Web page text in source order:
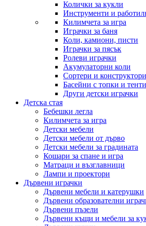
Колички за кукли
Инструменти и
Килимчета за игра
Играчки за баня
Коли, камиони, писти
Играчки за пясък
Ролеви играчки
Акумулаторни коли
Сортери и конструктори
Басейни с топки и тенти
Други детски играчки
Детска стая
Бебешки легла
Килимчета за игра
Детски мебели
Детски мебели от дърво
Детски мебели за градината
Кошари за спане и игра
Матраци и възглавници
Лампи и проектори
Дървени играчки
Дървени мебели и катерушки
Дървени образователни
Дървени пъзели
Дървени къщи и мебели за